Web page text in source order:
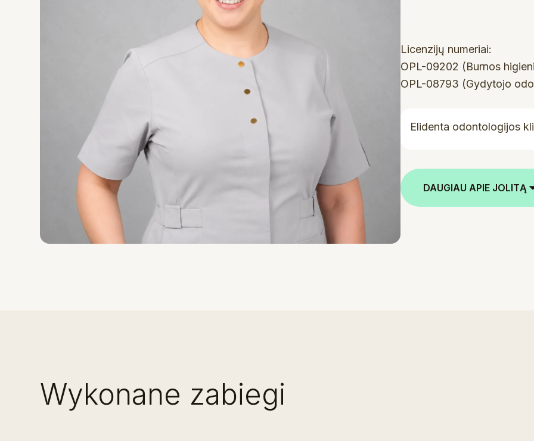
Licenzijų numeriai:
OPL-09202 (Burnos
OPL-08793 (Gydytojo
Elidenta odontologijos
DAUGIAU APIE JOLITĄ
Wykonane zabiegi